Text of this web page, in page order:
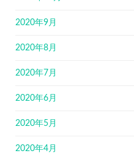
2020年9月
2020年8月
2020年7月
2020年6月
2020年5月
2020年4月